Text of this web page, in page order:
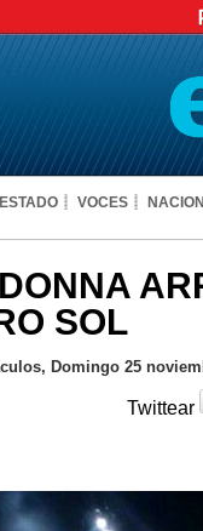
ESTADO VOCES
SOL
Domingo 25
Twittear